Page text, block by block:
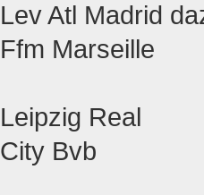
Lev Atl Madrid
Ffm Marseille
Leipzig Real
City Bvb